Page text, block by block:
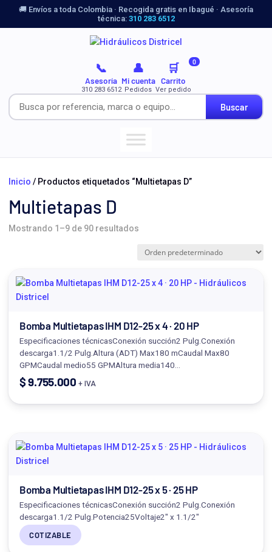
🚚 Envíos a toda Colombia · Recogida gratis en Ibagué · Asesoría
técnica: 310 283 6512
Buscar
📞
Asesoría
310 283 6512
👤
Mi cuenta
Pedidos
🛒 0
Carrito
Ver pedido
Inicio / Productos etiquetados “Multietapas D”
Multietapas D
Mostrando 1–9 de 90 resultados
Bomba Multietapas IHM D12-25 x 4 · 20 HP
Especificaciones técnicasConexión succión2 Pulg.Conexión
descarga1.1/2 Pulg.Altura (ADT) Max180 mCaudal Max80
GPMCaudal medio55 GPMAltura media140…
$9.755.000 + IVA
Bomba Multietapas IHM D12-25 x 5 · 25 HP
Especificaciones técnicasConexión succión2 Pulg.Conexión
descarga1.1/2 Pulg.Potencia25Voltaje2" x 1.1/2"
COTIZABLE